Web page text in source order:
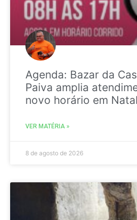
Agenda: Bazar da
Paiva amplia
novo horário em Natal
VER MATÉRIA »
8 de agosto de 2026